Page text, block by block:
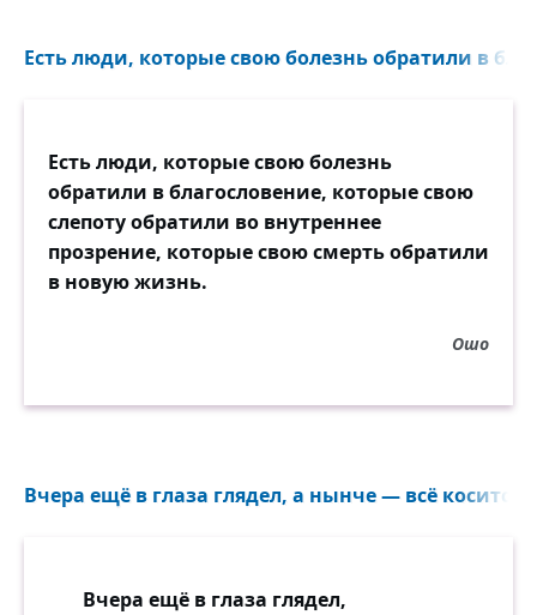
Есть люди, которые свою болезнь обратили в
Есть люди, которые свою болезнь
обратили в благословение, которые свою
слепоту обратили во внутреннее
прозрение, которые свою смерть обратили
в новую жизнь.
Ошо
Вчера ещё в глаза глядел, а нынче — всё косится
Вчера ещё в глаза глядел,